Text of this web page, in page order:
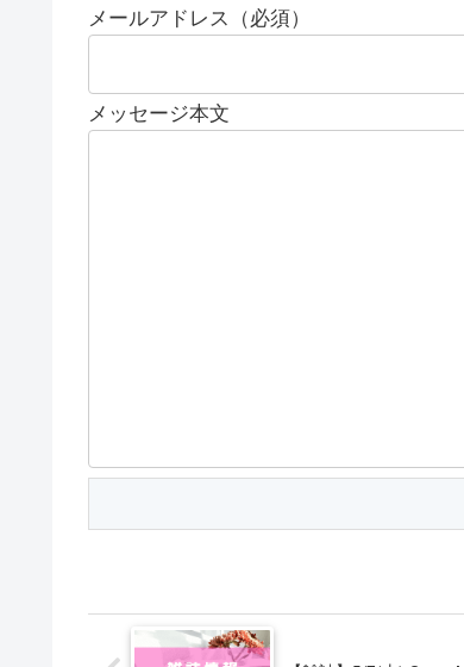
メールアドレス（必須）
メッセージ本文